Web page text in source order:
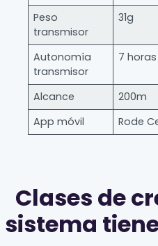
Peso
transmisor
31g
Autonomía
transmisor
7 horas
Alcance 200m
App móvil
Rode
Clases de
sistema